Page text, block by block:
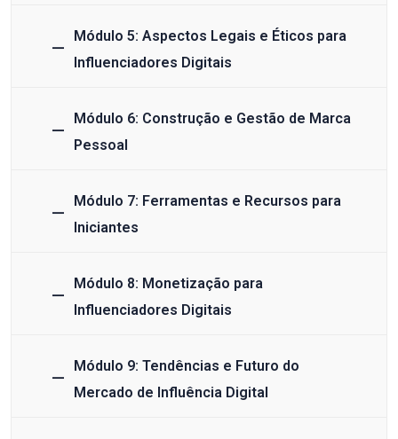
Módulo 5: Aspectos Legais e Éticos para
Influenciadores Digitais
Módulo 6: Construção e Gestão de Marca
Pessoal
Módulo 7: Ferramentas e Recursos para
Iniciantes
Módulo 8: Monetização para
Influenciadores Digitais
Módulo 9: Tendências e Futuro do
Mercado de Influência Digital